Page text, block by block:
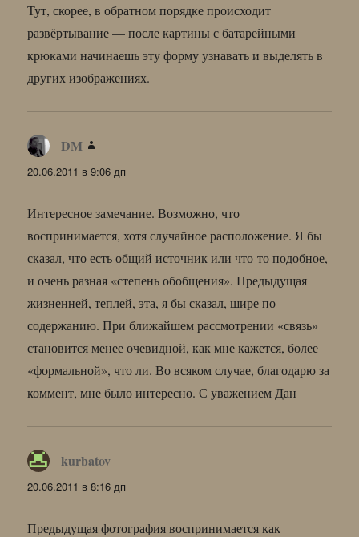
Тут, скорее, в обратном порядке происходит
развёртывание — после картины с батарейными
крюками начинаешь эту форму узнавать и выделять в
других изображениях.
DM
20.06.2011 в 9:06 дп
Интересное замечание. Возможно, что
воспринимается, хотя случайное расположение. Я бы
сказал, что есть общий источник или что-то подобное,
и очень разная «степень обобщения». Предыдущая
жизненней, теплей, эта, я бы сказал, шире по
содержанию. При ближайшем рассмотрении «связь»
становится менее очевидной, как мне кажется, более
«формальной», что ли. Во всяком случае, благодарю за
коммент, мне было интересно. С уважением Дан
kurbatov
20.06.2011 в 8:16 дп
Предыдущая фотография воспринимается как